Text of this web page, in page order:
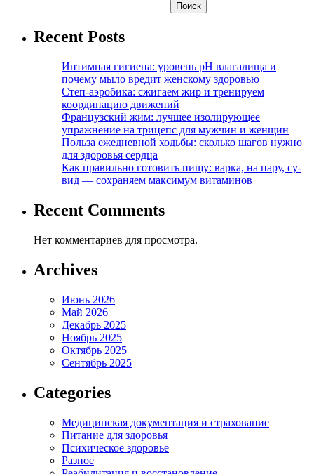
Поиск
Recent Posts
Интимная гигиена: уровень pH влагалища и
почему мыло вредит женскому здоровью
Степ-аэробика: сжигаем жир и тренируем
координацию движений
Французский жим: лучшее изолирующее
упражнение на трицепс для мужчин и женщин
Польза ежедневной ходьбы: сколько шагов нужно
для здоровья сердца
Как правильно готовить пищу: варка, на пару, су-
вид — сохраняем максимум витаминов
Recent Comments
Нет комментариев для просмотра.
Archives
Июнь 2026
Май 2026
Декабрь 2025
Ноябрь 2025
Октябрь 2025
Сентябрь 2025
Categories
Медицинская документация и страхование
Питание для здоровья
Психическое здоровье
Разное